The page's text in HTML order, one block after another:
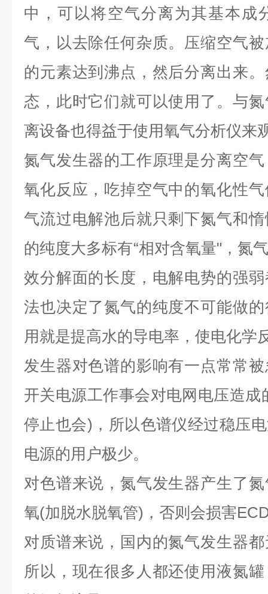
中，可以将空气分离为其基本成
气，以去除任何杂质。压缩空气
的元素达到沸点，然后分离出来
态，此时它们就可以使用了。与
离设备也得益于使用氧气分析仪来
氮气发生器的工作原理是分离空
氧化反应，吃掉空气中的氧化性
气流过电解池后就只剩下氮气和
的纯度大多标有“相对含氧量"，氮
效分解面的长度，电解电势的强
法也决定了氮气的纯度不可能做
用就是提高水的导电率，使电化学
发生器对色谱的影响有一点常常
开关电源工作事会对电网电压造
停止也会)，所以色谱仪经过稳压
电源的用户极少。
对色谱来说，氮气发生器产生了
氧(加脱水脱氧管)，否则会损害
对质谱来说，国内的氮气发生器
所以，现在很多人都还使用液氮